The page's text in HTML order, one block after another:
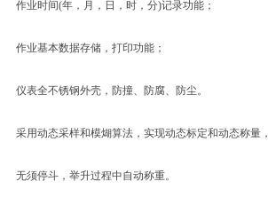
作业时间(年，月，日，时，分)记录功能；
作业基本数据存储，打印功能；
仪表全不锈钢外壳，防撞、防腐、防尘。
采用动态采样和模煳算法，实现动态标定和动态称量，
无须停斗，举升过程中自动称重。